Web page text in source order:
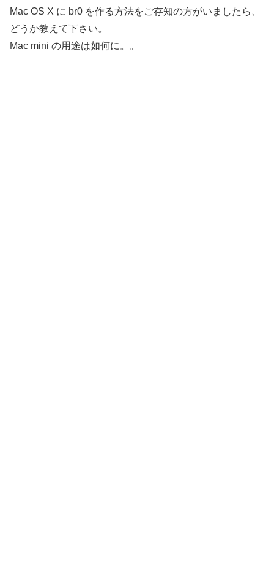
Mac OS X に br0 を作る方法をご存知の方がいましたら、
どうか教えて下さい。
Mac mini の用途は如何に。。